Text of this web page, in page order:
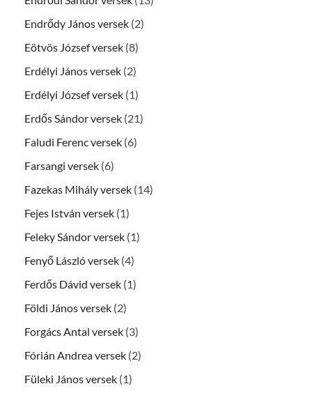
Endrődy János versek (2)
Eötvös József versek (8)
Erdélyi János versek (2)
Erdélyi József versek (1)
Erdős Sándor versek (21)
Faludi Ferenc versek (6)
Farsangi versek (6)
Fazekas Mihály versek (14)
Fejes István versek (1)
Feleky Sándor versek (1)
Fenyő László versek (4)
Ferdős Dávid versek (1)
Földi János versek (2)
Forgács Antal versek (3)
Fórián Andrea versek (2)
Füleki János versek (1)